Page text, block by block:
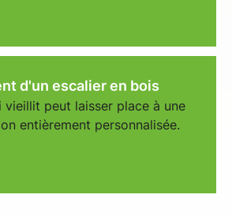
d'un escalier en bois
vieillit peut laisser place à une
entièrement personnalisée.